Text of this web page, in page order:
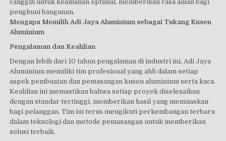
canggih untuk keamanan optimal, memberikan rasa aman bagi
penghuni bangunan.
Mengapa Memilih Adi Jaya Aluminium sebagai Tukang Kusen
Aluminium
Pengalaman dan Keahlian
Dengan lebih dari 10 tahun pengalaman di industri ini, Adi Jaya
Aluminium memiliki tim profesional yang ahli dalam setiap
aspek pembuatan dan pemasangan kusen aluminium serta kaca.
Keahlian ini memastikan bahwa setiap proyek diselesaikan
dengan standar tertinggi, memberikan hasil yang memuaskan
bagi pelanggan. Tim ini terus mengikuti perkembangan terbaru
dalam teknologi dan metode pemasangan untuk memberikan
solusi terbaik.